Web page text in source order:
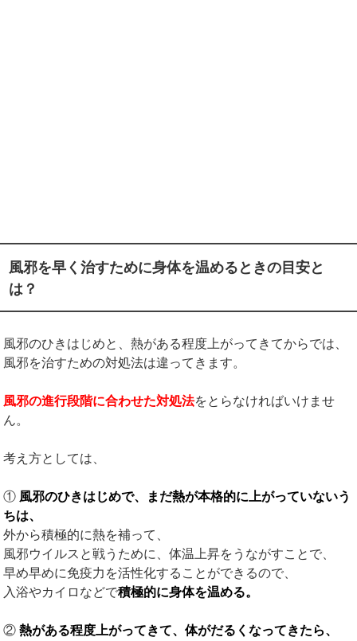
風邪を早く治すために身体を温めるときの目安と
は？
風邪のひきはじめと、熱がある程度上がってきてからでは、
風邪を治すための対処法は違ってきます。
風邪の進行段階に合わせた対処法をとらなければいけませ
ん。
考え方としては、
① 風邪のひきはじめで、まだ熱が本格的に上がっていないう
ちは、
外から積極的に熱を補って、
風邪ウイルスと戦うために、体温上昇をうながすことで、
早め早めに免疫力を活性化することができるので、
入浴やカイロなどで積極的に身体を温める。
②熱がある程度上がってきて、体がだるくなってきたら、